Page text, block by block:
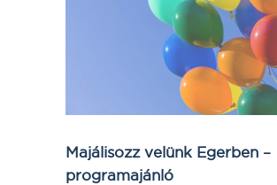
Majálisozz velünk Egerben –
programajánló